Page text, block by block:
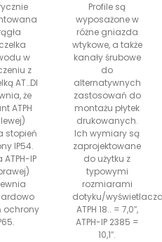
w
z
AT…DI
że
ATPH
stopień
IP54.
ATPH-IP
ochrony
Profile są
wyposażone w
różne gniazda
wtykowe, a także
kanały śrubowe
do
alternatywnych
zastosowań do
montażu płytek
drukowanych.
Ich wymiary są
zaprojektowane
do użytku z
typowymi
rozmiarami
dotyku/
ATPH 18.. = 7,0″,
ATPH-IP 2385 =
10,1″.